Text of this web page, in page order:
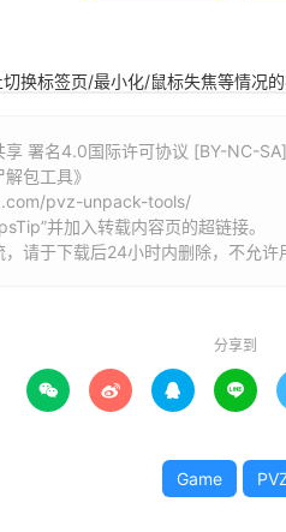
切换标签页/最小化/鼠标失焦等情况
享 署名4.0国际许可协议 [BY-NC-
包工具》
pvz-unpack-tools/
并加入转载内容页的超链接。
请于下载后24小时内删除，不允许
分享到
   
Game